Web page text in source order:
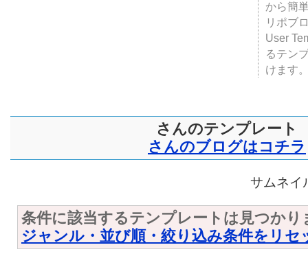
から簡
リポブ
User
るテン
けます
さんのテンプレート
さんのブログはコチラ
サムネイ
条件に該当するテンプレートは見つかり
ジャンル・並び順・絞り込み条件をリセ